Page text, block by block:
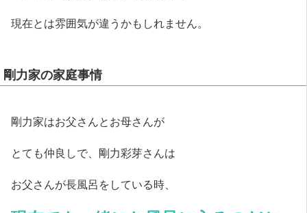
現在とは雰囲気が違うかもしれません。
剛力家の家庭事情
剛力家はお父さんとお母さんが
とても仲良しで、剛力彩芽さんは
お父さんが長風呂をしている時、